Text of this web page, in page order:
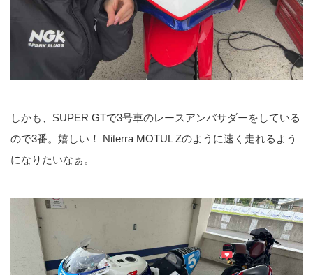
しかも、SUPER GTで3号車のレースアンバサダーをしている
ので3番。嬉しい！ Niterra MOTUL Zのように速く走れるよう
になりたいなぁ。